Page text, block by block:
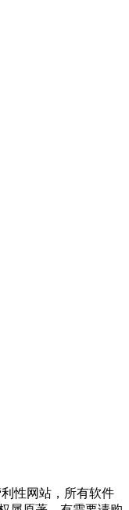
性网站，所有软件